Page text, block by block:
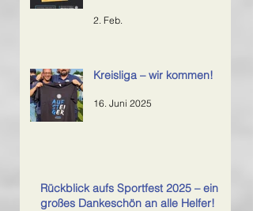
2. Feb.
Kreisliga – wir kommen!
16. Juni 2025
Rückblick aufs Sportfest 2025 – ein
großes Dankeschön an alle Helfer!